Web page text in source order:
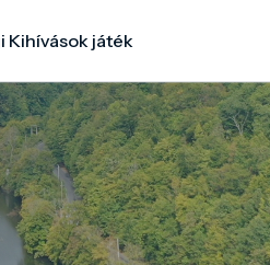
Kihívások játék